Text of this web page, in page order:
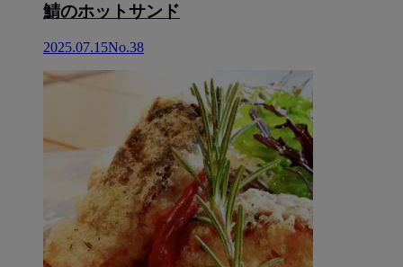
鯖のホットサンド
2025.07.15No.38